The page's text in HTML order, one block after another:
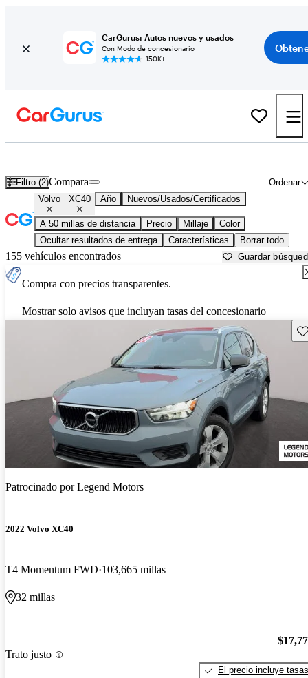
CarGurus: Autos nuevos y usados
Con Modo de concesionario
150K+
Filtro (2) Ordenar
Compara
Volvo XC40 Año Nuevos/Usados/Certificados
A 50 millas de distancia Precio Millaje
Color
Ocultar resultados de entrega
Características Borrar todo
155 vehículos encontrados Guardar
Compra con precios transparentes.
Mostrar solo avisos que incluyan tasas del concesionario
Patrocinado porLegend Motors
2022 Volvo XC40
T4 Momentum FWD 103,665 millas
32 millas
Trato justo
El precio incluye tasas